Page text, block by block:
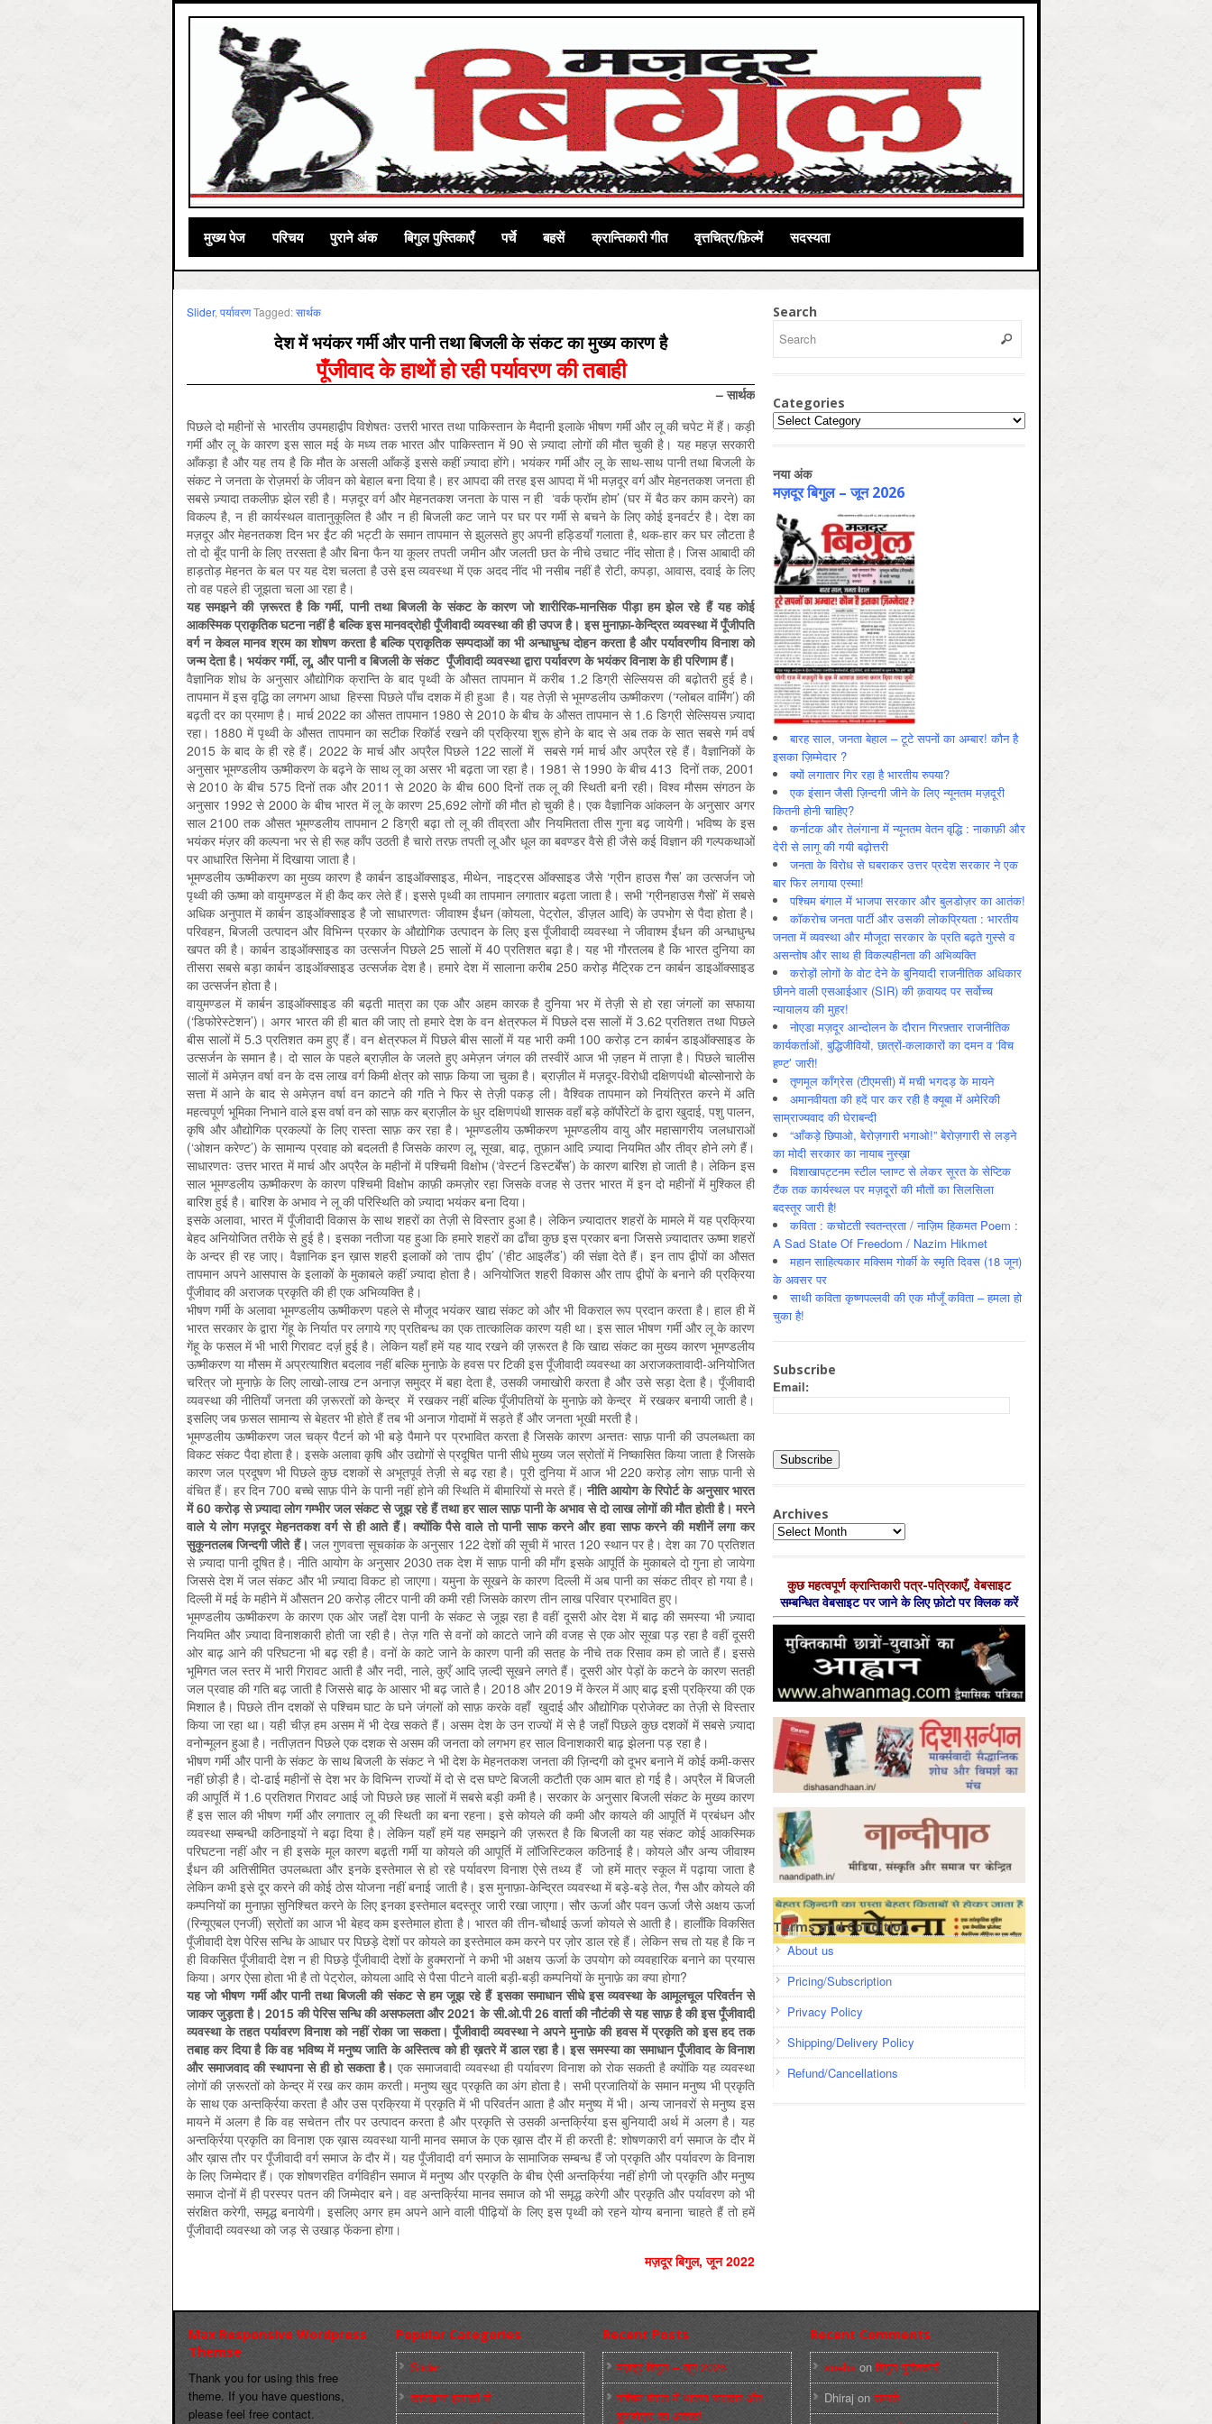
मुख्‍य पेज परिचय पुराने अंक बिगुल पुस्तिकाएँ पर्चे बहसें क्रान्तिकारी गीत वृत्तचित्र/फ़िल्में सदस्यता
Slider, पर्यावरणTagged:सार्थक
देश में भयंकर गर्मी और पानी तथा बिजली के संकट का मुख्य कारण है
पूँजीवाद के हाथों हो रही पर्यावरण की तबाही
– सार्थक
पिछले दो महीनों से भारतीय उपमहाद्वीप विशेषतः उत्तरी भारत तथा पाकिस्तान के मैदानी इलाके भीषण गर्मी और लू की चपेट में हैं। कड़ी
गर्मी और लू के कारण इस साल मई के मध्य तक भारत और पाकिस्तान में 90 से ज़्यादा लोगों की मौत चुकी है। यह महज़ सरकारी
आँकड़ा है और यह तय है कि मौत के असली आँकड़ें इससे कहीं ज़्यादा होंगे। भयंकर गर्मी और लू के साथ-साथ पानी तथा बिजली के
संकट ने जनता के रोज़मर्रा के जीवन को बेहाल बना दिया है। हर आपदा की तरह इस आपदा में भी मज़दूर वर्ग और मेहनतकश जनता ही
सबसे ज़्यादा तकलीफ़ झेल रही है। मज़दूर वर्ग और मेहनतकश जनता के पास न ही ‘वर्क फ्रॉम होम’ (घर में बैठ कर काम करने) का
विकल्प है, न ही कार्यस्थल वातानुकूलित है और न ही बिजली कट जाने पर घर पर गर्मी से बचने के लिए कोई इनवर्टर है। देश का
मज़दूर और मेहनतकश दिन भर ईंट की भट्टी के समान तापमान से झुलसते हुए अपनी हड्डियाँ गलाता है, थक-हार कर घर लौटता है
तो दो बूँद पानी के लिए तरसता है और बिना फैन या कूलर तपती जमीन और जलती छत के नीचे उचाट नींद सोता है। जिस आबादी की
हाड़तोड़ मेहनत के बल पर यह देश चलता है उसे इस व्यवस्था में एक अदद नींद भी नसीब नहीं है रोटी, कपड़ा, आवास, दवाई के लिए
तो वह पहले ही जूझता चला आ रहा है।
यह समझने की ज़रूरत है कि गर्मी, पानी तथा बिजली के संकट के कारण जो शारीरिक-मानसिक पीड़ा हम झेल रहे हैं यह कोई
आकस्मिक प्राकृतिक घटना नहीं है बल्कि इस मानवद्रोही पूँजीवादी व्यवस्था की ही उपज है। इस मुनाफ़ा-केन्द्रित व्यवस्था में पूँजीपति
वर्ग न केवल मानव श्रम का शोषण करता है बल्कि प्राकृतिक सम्पदाओं का भी अन्धाधुन्ध दोहन करता है और पर्यावरणीय विनाश को
जन्म देता है। भयंकर गर्मी, लू, और पानी व बिजली के संकट पूँजीवादी व्यवस्था द्वारा पर्यावरण के भयंकर विनाश के ही परिणाम हैं।
वैज्ञानिक शोध के अनुसार औद्योगिक क्रान्ति के बाद पृथ्वी के औसत तापमान में करीब 1.2 डिग्री सेल्सियस की बढ़ोतरी हुई है।
तापमान में इस वृद्धि का लगभग आधा हिस्सा पिछले पाँच दशक में ही हुआ है। यह तेज़ी से भूमण्डलीय ऊष्मीकरण (‘ग्लोबल वार्मिंग’) की
बढ़ती दर का प्रमाण है। मार्च 2022 का औसत तापमान 1980 से 2010 के बीच के औसत तापमान से 1.6 डिग्री सेल्सियस ज़्यादा
रहा। 1880 में पृथ्वी के औसत तापमान का सटीक रिकॉर्ड रखने की प्रक्रिया शुरू होने के बाद से अब तक के सात सबसे गर्म वर्ष
2015 के बाद के ही रहे हैं। 2022 के मार्च और अप्रैल पिछले 122 सालों में सबसे गर्म मार्च और अप्रैल रहे हैं। वैज्ञानिकों के
अनुसार भूमण्डलीय ऊष्मीकरण के बढ़ने के साथ लू का असर भी बढ़ता जा रहा है। 1981 से 1990 के बीच 413 दिनों तक, 2001
से 2010 के बीच 575 दिनों तक और 2011 से 2020 के बीच 600 दिनों तक लू की स्थिती बनी रही। विश्व मौसम संगठन के
अनुसार 1992 से 2000 के बीच भारत में लू के कारण 25,692 लोगों की मौत हो चुकी है। एक वैज्ञानिक आंकलन के अनुसार अगर
साल 2100 तक औसत भूमण्डलीय तापमान 2 डिग्री बढ़ा तो लू की तीव्रता और नियमितता तीस गुना बढ़ जायेगी। भविष्य के इस
भयंकर मंज़र की कल्पना भर से ही रूह काँप उठती है चारो तरफ़ तपती लू और धूल का बवण्डर वैसे ही जैसे कई विज्ञान की गल्पकथाओं
पर आधारित सिनेमा में दिखाया जाता है।
भूमण्डलीय ऊष्मीकरण का मुख्य कारण है कार्बन डाइऑक्साइड, मीथेन, नाइट्रस ऑक्साइड जैसे ‘ग्रीन हाउस गैस’ का उत्सर्जन जो
पृथ्वी की ऊष्मा को वायुमण्डल में ही कैद कर लेते हैं। इससे पृथ्वी का तापमान लगातार बढ़ता जाता है। सभी ‘ग्रीनहाउस गैसों’ में सबसे
अधिक अनुपात में कार्बन डाइऑक्साइड है जो साधारणतः जीवाश्म ईंधन (कोयला, पेट्रोल, डीज़ल आदि) के उपभोग से पैदा होता है।
परिवहन, बिजली उत्पादन और विभिन्न प्रकार के औद्योगिक उत्पादन के लिए इस पूँजीवादी व्यवस्था ने जीवाश्म ईंधन की अन्धाधुन्ध
खपत की है। कार्बन डाइऑक्साइड का उत्सर्जन पिछले 25 सालों में 40 प्रतिशत बढ़ा है। यह भी गौरतलब है कि भारत दुनिया का
तीसरा सबसे बड़ा कार्बन डाइऑक्साइड उत्सर्जक देश है। हमारे देश में सालाना करीब 250 करोड़ मैट्रिक टन कार्बन डाइऑक्साइड
का उत्सर्जन होता है।
वायुमण्डल में कार्बन डाइऑक्साइड की बढ़ती मात्रा का एक और अहम कारक है दुनिया भर में तेज़ी से हो रहा जंगलों का सफाया
(‘डिफोरेस्टेशन’)। अगर भारत की ही बात की जाए तो हमारे देश के वन क्षेत्रफल में पिछले दस सालों में 3.62 प्रतिशत तथा पिछले
बीस सालों में 5.3 प्रतिशत कम हुए हैं। वन क्षेत्रफल में पिछले बीस सालों में यह भारी कमी 100 करोड़ टन कार्बन डाइऑक्साइड के
उत्सर्जन के समान है। दो साल के पहले ब्राज़ील के जलते हुए अमेज़न जंगल की तस्वीरें आज भी ज़हन में ताज़ा है। पिछले चालीस
सालों में अमेज़न वर्षा वन के दस लाख वर्ग किमी क्षेत्र को साफ़ किया जा चुका है। ब्राज़ील में मज़दूर-विरोधी दक्षिणपंथी बोल्सोनारो के
सत्ता में आने के बाद से अमेज़न वर्षा वन काटने की गति ने फिर से तेज़ी पकड़ ली। वैश्विक तापमान को नियंत्रित करने में अति
महत्वपूर्ण भूमिका निभाने वाले इस वर्षा वन को साफ़ कर ब्राज़ील के धुर दक्षिणपंथी शासक वहाँ बड़े कॉर्पोरेटों के द्वारा खुदाई, पशु पालन,
कृषि और औद्योगिक प्रकल्पों के लिए रास्ता साफ़ कर रहा है। भूमण्डलीय ऊष्मीकरण भूमण्डलीय वायु और महासागरीय जलधाराओं
(‘ओशन करेण्ट’) के सामान्य प्रवाह को बदलती है जिसके कारण लू, सूखा, बाढ़, तूफ़ान आदि ज़्यादा नियमित और तीव्र होने लगे हैं।
साधारणतः उत्तर भारत में मार्च और अप्रैल के महीनों में पश्चिमी विक्षोभ (‘वेस्टर्न डिस्टर्बेंस’) के कारण बारिश हो जाती है। लेकिन इस
साल भूमण्डलीय ऊष्मीकरण के कारण पश्चिमी विक्षोभ काफ़ी कमज़ोर रहा जिसके वजह से उत्तर भारत में इन दो महीनों में मुश्किल ही
बारिश हुई है। बारिश के अभाव ने लू की परिस्थिति को ज़्यादा भयंकर बना दिया।
इसके अलावा, भारत में पूँजीवादी विकास के साथ शहरों का तेज़ी से विस्तार हुआ है। लेकिन ज़्यादातर शहरों के मामले में यह प्रक्रिया
बेहद अनियोजित तरीके से हुई है। इसका नतीजा यह हुआ कि हमारे शहरों का ढाँचा कुछ इस प्रकार बना जिससे ज़्यादातर ऊष्मा शहरों
के अन्दर ही रह जाए। वैज्ञानिक इन ख़ास शहरी इलाकों को ‘ताप द्वीप’ (‘हीट आइलैंड’) की संज्ञा देते हैं। इन ताप द्वीपों का औसत
तापमान अपने आसपास के इलाकों के मुकाबले कहीं ज़्यादा होता है। अनियोजित शहरी विकास और ताप द्वीपों के बनाने की प्रक्रिया
पूँजीवाद की अराजक प्रकृति की ही एक अभिव्यक्ति है।
भीषण गर्मी के अलावा भूमण्डलीय ऊष्मीकरण पहले से मौजूद भयंकर खाद्य संकट को और भी विकराल रूप प्रदान करता है। हाल ही में
भारत सरकार के द्वारा गेंहू के निर्यात पर लगाये गए प्रतिबन्ध का एक तात्कालिक कारण यही था। इस साल भीषण गर्मी और लू के कारण
गेंहू के फसल में भी भारी गिरावट दर्ज़ हुई है। लेकिन यहाँ हमें यह याद रखने की ज़रूरत है कि खाद्य संकट का मुख्य कारण भूमण्डलीय
ऊष्मीकरण या मौसम में अप्रत्याशित बदलाव नहीं बल्कि मुनाफ़े के हवस पर टिकी इस पूँजीवादी व्यवस्था का अराजकतावादी-अनियोजित
चरित्र जो मुनाफ़े के लिए लाखो-लाख टन अनाज़ समुद्र में बहा देता है, उसकी जमाखोरी करता है और उसे सड़ा देता है। पूँजीवादी
व्यवस्था की नीतियाँ जनता की ज़रूरतों को केन्द्र में रखकर नहीं बल्कि पूँजीपतियों के मुनाफ़े को केन्द्र में रखकर बनायी जाती है।
इसलिए जब फ़सल सामान्य से बेहतर भी होते हैं तब भी अनाज गोदामों में सड़ते हैं और जनता भूखी मरती है।
भूमण्डलीय ऊष्मीकरण जल चक्र पैटर्न को भी बड़े पैमाने पर प्रभावित करता है जिसके कारण अन्ततः साफ़ पानी की उपलब्धता का
विकट संकट पैदा होता है। इसके अलावा कृषि और उद्योगों से प्रदूषित पानी सीधे मुख्य जल स्रोतों में निष्कासित किया जाता है जिसके
कारण जल प्रदूषण भी पिछले कुछ दशकों से अभूतपूर्व तेज़ी से बढ़ रहा है। पूरी दुनिया में आज भी 220 करोड़ लोग साफ़ पानी से
वंचित हैं। हर दिन 700 बच्चे साफ़ पीने के पानी नहीं होने की स्थिति में बीमारियों से मरते हैं।नीति आयोग के रिपोर्ट के अनुसार भारत
में 60 करोड़ से ज़्यादा लोग गम्भीर जल संकट से जूझ रहे हैं तथा हर साल साफ़ पानी के अभाव से दो लाख लोगों की मौत होती है। मरने
वाले ये लोग मज़दूर मेहनतकश वर्ग से ही आते हैं। क्योंकि पैसे वाले तो पानी साफ करने और हवा साफ करने की मशीनें लगा कर
सुकूनतलब जिन्दगी जीते हैं। जल गुणवत्ता सूचकांक के अनुसार 122 देशों की सूची में भारत 120 स्थान पर है। देश का 70 प्रतिशत
से ज़्यादा पानी दूषित है। नीति आयोग के अनुसार 2030 तक देश में साफ़ पानी की माँग इसके आपूर्ति के मुकाबले दो गुना हो जायेगा
जिससे देश में जल संकट और भी ज़्यादा विकट हो जाएगा। यमुना के सूखने के कारण दिल्ली में अब पानी का संकट तीव्र हो गया है।
दिल्ली में मई के महीने में औसतन 20 करोड़ लीटर पानी की कमी रही जिसके कारण तीन लाख परिवार प्रभावित हुए।
भूमण्डलीय ऊष्मीकरण के कारण एक ओर जहाँ देश पानी के संकट से जूझ रहा है वहीं दूसरी ओर देश में बाढ़ की समस्या भी ज़्यादा
नियमित और ज़्यादा विनाशकारी होती जा रही है। तेज़ गति से वनों को काटते जाने की वजह से एक ओर सूखा पड़ रहा है वहीं दूसरी
ओर बाढ़ आने की परिघटना भी बढ़ रही है। वनों के काटे जाने के कारण पानी की सतह के नीचे तक रिसाव कम हो जाते हैं। इससे
भूमिगत जल स्तर में भारी गिरावट आती है और नदी, नाले, कुएँ आदि ज़ल्दी सूखने लगते हैं। दूसरी ओर पेड़ों के कटने के कारण सतही
जल प्रवाह की गति बढ़ जाती है जिससे बाढ़ के आसार भी बढ़ जाते है। 2018 और 2019 में केरल में आए बाढ़ इसी प्रक्रिया की एक
मिशाल है। पिछले तीन दशकों से पश्चिम घाट के घने जंगलों को साफ़ करके वहाँ खुदाई और औद्योगिक प्रोजेक्ट का तेज़ी से विस्तार
किया जा रहा था। यही चीज़ हम असम में भी देख सकते हैं। असम देश के उन राज्यों में से है जहाँ पिछले कुछ दशकों में सबसे ज़्यादा
वनोन्मूलन हुआ है। नतीज़तन पिछले एक दशक से असम की जनता को लगभग हर साल विनाशकारी बाढ़ झेलना पड़ रहा है।
भीषण गर्मी और पानी के संकट के साथ बिजली के संकट ने भी देश के मेहनतकश जनता की ज़िन्दगी को दूभर बनाने में कोई कमी-कसर
नहीं छोड़ी है। दो-ढाई महीनों से देश भर के विभिन्न राज्यों में दो से दस घण्टे बिजली कटौती एक आम बात हो गई है। अप्रैल में बिजली
की आपूर्ति में 1.6 प्रतिशत गिरावट आई जो पिछले छह सालों में सबसे बड़ी कमी है। सरकार के अनुसार बिजली संकट के मुख्य कारण
हैं इस साल की भीषण गर्मी और लगातार लू की स्थिती का बना रहना। इसे कोयले की कमी और कायले की आपूर्ति में प्रबंधन और
व्यवस्था सम्बन्धी कठिनाइयों ने बढ़ा दिया है। लेकिन यहाँ हमें यह समझने की ज़रूरत है कि बिजली का यह संकट कोई आकस्मिक
परिघटना नहीं और न ही इसके मूल कारण बढ़ती गर्मी या कोयले की आपूर्ति में लॉजिस्टिकल कठिनाई है। कोयले और अन्य जीवाश्म
ईंधन की अतिसीमित उपलब्धता और इनके इस्तेमाल से हो रहे पर्यावरण विनाश ऐसे तथ्य हैं जो हमें मात्र स्कूल में पढ़ाया जाता है
लेकिन कभी इसे दूर करने की कोई ठोस योजना नहीं बनाई जाती है। इस मुनाफ़ा-केन्द्रित व्यवस्था में बड़े-बड़े तेल, गैस और कोयले की
कम्पनियों का मुनाफ़ा सुनिश्चित करने के लिए इनका इस्तेमाल बदस्तूर जारी रखा जाएगा। सौर ऊर्जा और पवन ऊर्जा जैसे अक्षय ऊर्जा
(रिन्यूएबल एनर्जी) स्रोतों का आज भी बेहद कम इस्तेमाल होता है। भारत की तीन-चौथाई ऊर्जा कोयले से आती है। हालाँकि विकसित
पूँजीवादी देश पेरिस सन्धि के आधार पर पिछड़े देशों पर कोयले का इस्तेमाल कम करने पर ज़ोर डाल रहे हैं। लेकिन सच तो यह है कि न
ही विकसित पूँजीवादी देश न ही पिछड़े पूँजीवादी देशों के हुक्मरानों ने कभी भी अक्षय ऊर्जा के उपयोग को व्यवहारिक बनाने का प्रयास
किया। अगर ऐसा होता भी है तो पेट्रोल, कोयला आदि से पैसा पीटने वाली बड़ी-बड़ी कम्पनियों के मुनाफ़े का क्या होगा?
यह जो भीषण गर्मी और पानी तथा बिजली की संकट से हम जूझ रहे हैं इसका समाधान सीधे इस व्यवस्था के आमूलचूल परिवर्तन से
जाकर जुड़ता है। 2015 की पेरिस सन्धि की असफलता और 2021 के सी.ओ.पी 26 वार्ता की नौटंकी से यह साफ़ है की इस पूँजीवादी
व्यवस्था के तहत पर्यावरण विनाश को नहीं रोका जा सकता। पूँजीवादी व्यवस्था ने अपने मुनाफ़े की हवस में प्रकृति को इस हद तक
तबाह कर दिया है कि वह भविष्य में मनुष्य जाति के अस्तित्व को ही ख़तरे में डाल रहा है। इस समस्या का समाधान पूँजीवाद के विनाश
और समाजवाद की स्थापना से ही हो सकता है। एक समाजवादी व्यवस्था ही पर्यावरण विनाश को रोक सकती है क्योंकि यह व्यवस्था
लोगों की ज़रूरतों को केन्द्र में रख कर काम करती। मनुष्य खुद प्रकृति का अंग होता है। सभी प्रजातियों के समान मनुष्य भी प्रकृति
के साथ एक अन्तर्क्रिया करता है और उस प्रक्रिया में प्रकृति में भी परिवर्तन आता है और मनुष्य में भी। अन्य जानवरों से मनुष्य इस
मायने में अलग है कि वह सचेतन तौर पर उत्पादन करता है और प्रकृति से उसकी अन्तर्क्रिया इस बुनियादी अर्थ में अलग है। यह
अन्तर्क्रिया प्रकृति का विनाश एक ख़ास व्यवस्था यानी मानव समाज के एक ख़ास दौर में ही करती है: शोषणकारी वर्ग समाज के दौर में
और ख़ास तौर पर पूँजीवादी वर्ग समाज के दौर में। यह पूँजीवादी वर्ग समाज के सामाजिक सम्बन्ध हैं जो प्रकृति और पर्यावरण के विनाश
के लिए जिम्मेदार हैं। एक शोषणरहित वर्गविहीन समाज में मनुष्य और प्रकृति के बीच ऐसी अन्तर्क्रिया नहीं होगी जो प्रकृति और मनुष्य
समाज दोनों में ही परस्पर पतन की जिम्मेदार बने। वह अन्तर्क्रिया मानव समाज को भी समृद्ध करेगी और प्रकृति और पर्यावरण को भी
संरक्षित करेगी, समृद्ध बनायेगी। इसलिए अगर हम अपने आने वाली पीढ़ियों के लिए इस पृथ्वी को रहने योग्य बनाना चाहते हैं तो हमें
पूँजीवादी व्यवस्था को जड़ से उखाड़ फेंकना होगा।
मज़दूर बिगुल, जून 2022
Search
Categories
Categories
नया अंक
मज़दूर बिगुल – जून 2026
बारह साल, जनता बेहाल – टूटे सपनों का अम्बार! कौन है
इसका ज़िम्मेदार ?
क्यों लगातार गिर रहा है भारतीय रुपया?
एक इंसान जैसी ज़िन्दगी जीने के लिए न्यूनतम मज़दूरी
कितनी होनी चाहिए?
कर्नाटक और तेलंगाना में न्यूनतम वेतन वृद्धि : नाकाफ़ी और
देरी से लागू की गयी बढ़ोत्तरी
जनता के विरोध से घबराकर उत्तर प्रदेश सरकार ने एक
बार फिर लगाया एस्मा!
पश्चिम बंगाल में भाजपा सरकार और बुलडोज़र का आतंक!
कॉकरोच जनता पार्टी और उसकी लोकप्रियता : भारतीय
जनता में व्‍यवस्‍था और मौजूदा सरकार के प्रति बढ़ते गुस्‍से व
असन्‍तोष और साथ ही विकल्‍पहीनता की अभिव्‍यक्ति
करोड़ों लोगों के वोट देने के बुनियादी राजनीतिक अधिकार
छीनने वाली एसआईआर (SIR) की क़वायद पर सर्वोच्च
न्यायालय की मुहर!
नोएडा मज़दूर आन्दोलन के दौरान गिरफ़्तार राजनीतिक
कार्यकर्ताओं, बुद्धिजीवियों, छात्रों-कलाकारों का दमन व ‘विच
हण्ट’ जारी!
तृणमूल काँग्रेस (टीएमसी) में मची भगदड़ के मायने
अमानवीयता की हदें पार कर रही है क्यूबा में अमेरिकी
साम्राज्यवाद की घेराबन्दी
“आँकड़े छिपाओ, बेरोज़गारी भगाओ!” बेरोज़गारी से लड़ने
का मोदी सरकार का नायाब नुस्ख़ा
विशाखापट्टनम स्टील प्लाण्ट से लेकर सूरत के सेप्टिक
टैंक तक कार्यस्थल पर मज़दूरों की मौतों का सिलसिला
बदस्तूर जारी है!
कविता : कचोटती स्वतन्त्रता / नाज़िम हिकमत Poem :
A Sad State Of Freedom / Nazim Hikmet
महान साहित्यकार मक्सिम गोर्की के स्मृति दिवस (18 जून)
के अवसर पर
साथी कविता कृष्णपल्लवी की एक मौजूँ कविता – हमला हो
चुका है!
Subscribe
Email:
Archives
Archives
कुछ महत्‍वपूर्ण क्रान्तिकारी पत्र-पत्रिकाएँ, वेबसाइट
सम्‍बन्धित वेबसाइट पर जाने के लिए फ़ोटो पर क्लिक करें
Terms and Condition
About us
Pricing/Subscription
Privacy Policy
Shipping/Delivery Policy
Refund/Cancellations
Max Responsive Wordpress
Themse
Thank you for using this free
theme. If you have questions,
please feel free contact.
Popular Categories
Slider
कारख़ाना इलाक़ों से
Recent Posts
मज़दूर बिगुल – जून 2026
पश्चिम बंगाल में भाजपा सरकार और
बुलडोज़र का आतंक!
Recent Comments
snehaonबिगुल पुस्तिकाएँ
Dhirajon सम्पर्क